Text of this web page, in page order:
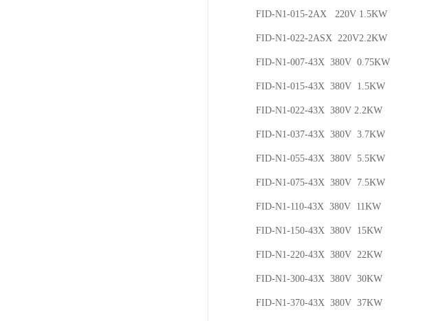
FID-N1-015-2AX 220V 1.5KW
FID-N1-022-2ASX 220V2.2KW
FID-N1-007-43X 380V 0.75KW
FID-N1-015-43X 380V 1.5KW
FID-N1-022-43X 380V 2.2KW
FID-N1-037-43X 380V 3.7KW
FID-N1-055-43X 380V 5.5KW
FID-N1-075-43X 380V 7.5KW
FID-N1-110-43X 380V 11KW
FID-N1-150-43X 380V 15KW
FID-N1-220-43X 380V 22KW
FID-N1-300-43X 380V 30KW
FID-N1-370-43X 380V 37KW